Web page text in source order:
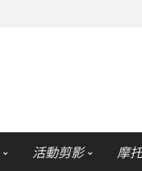
活動剪影 摩